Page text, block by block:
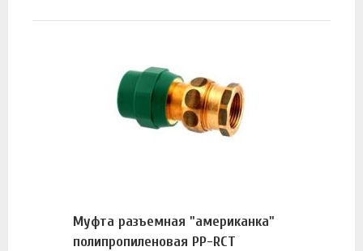
Муфта разъемная "американка"
полипропиленовая PP-RCT